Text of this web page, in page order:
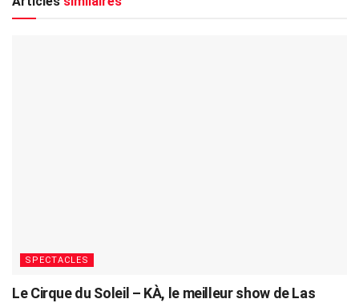
SPECTACLES
Le Cirque du Soleil – KÀ, le meilleur show de Las